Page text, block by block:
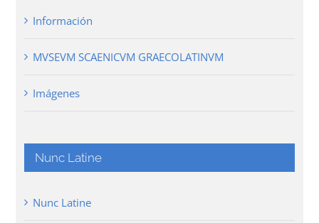
Información
MVSEVM SCAENICVM GRAECOLATINVM
Imágenes
Nunc Latine
Nunc Latine